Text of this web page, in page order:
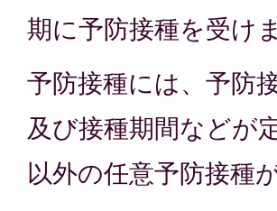
期に予防接種を受け
予防接種には、予防
及び接種期間などが
以外の任意予防接種